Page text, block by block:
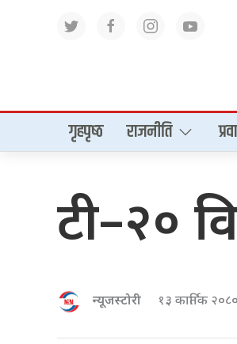
गृहपृष्‍ठ राजनीति
टी–२०
न्यूजस्टोरी १३ कार्तिक